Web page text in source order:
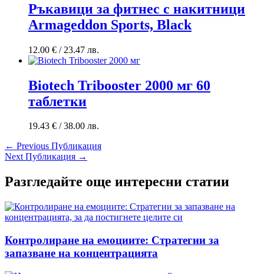
Ръкавици за фитнес с накитници
Armageddon Sports, Black
12.00 € / 23.47 лв.
Biotech Tribooster 2000 мг 60
таблетки
19.43 € / 38.00 лв.
← Previous Публикация
Next Публикация →
Разгледайте още интересни статии
Контролиране на емоциите: Стратегии за
запазване на концентрацията